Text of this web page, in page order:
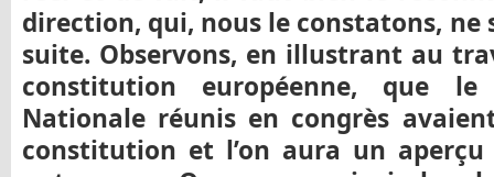
direction, qui, nous le constatons, ne
suite. Observons, en illustrant au
constitution européenne, que le
Nationale réunis en congrès
constitution et l’on aura un aperçu